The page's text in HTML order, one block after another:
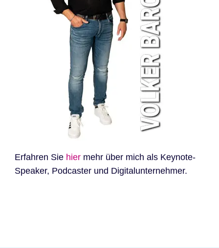
Erfahren Sie hiermehr über mich als Keynote-
Speaker, Podcaster und Digitalunternehmer.